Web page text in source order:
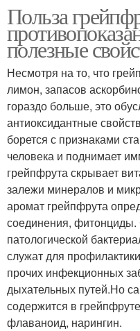
Польза
полезные
Несмотря на то, что
лимон, запасов
гораздо больше, это
антиоксидантные
борется с признаками
человека и поднимает
грейпфрута скрывает
залежи минералов и
аромат грейпфрута
соединения,
патологической
служат для
прочих инфекционных
дыхательных путей.Но
содержится в
флаваноид, нарингин.